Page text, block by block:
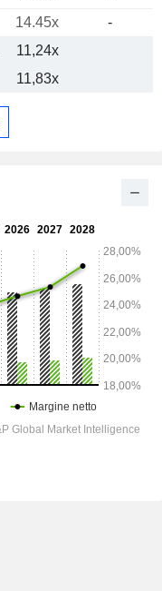
14.45x
-
11,24x
11,83x